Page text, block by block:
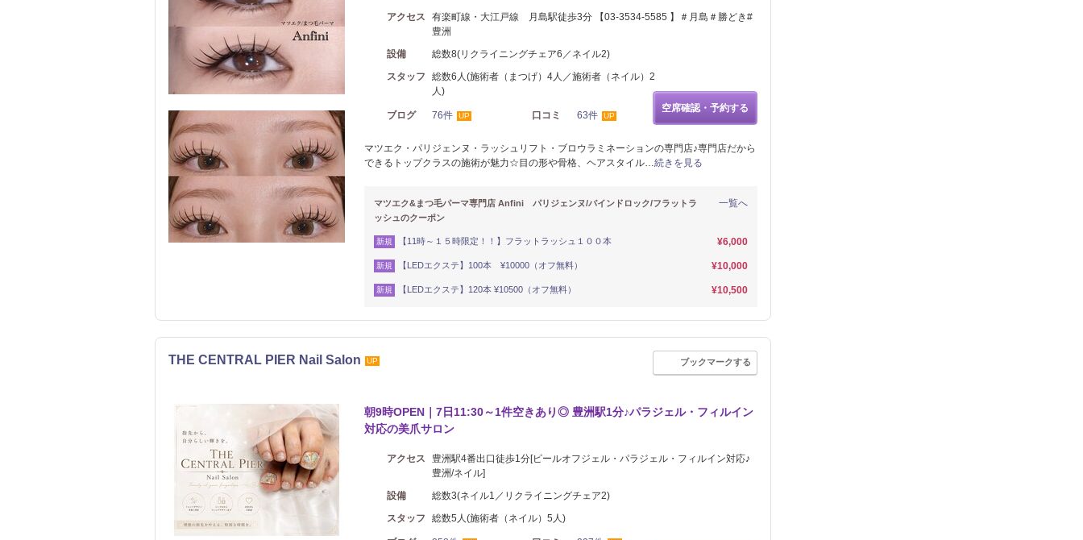
アクセス
有楽町線・大江戸線 月島駅徒歩3分 【03-3534-5585 】＃月島＃勝どき#
豊洲
設備
総数8(リクライニングチェア6／ネイル2)
スタッフ
総数6人(施術者（まつげ）4人／施術者（ネイル）2
人)
ブログ 76件 UP 口コミ 63件 UP
空席確認・予約する
マツエク・パリジェンヌ・ラッシュリフト・ブロウラミネーションの専門店♪専門店だから
できるトップクラスの施術が魅力☆目の形や骨格、ヘアスタイル…続きを見る
一覧へ
マツエク&まつ毛パーマ専門店 Anfini パリジェンヌ/バインドロック/フラットラ
ッシュのクーポン
新規 【11時～１５時限定！！】フラットラッシュ１００本 ¥6,000
新規 【LEDエクステ】100本 ¥10000（オフ無料） ¥10,000
新規 【LEDエクステ】120本 ¥10500（オフ無料） ¥10,500
THE CENTRAL PIER Nail Salon UP ブックマークする
朝9時OPEN｜7日11:30～1件空きあり◎ 豊洲駅1分♪パラジェル・フィルイン
対応の美爪サロン
アクセス
豊洲駅4番出口徒歩1分[ピールオフジェル・パラジェル・フィルイン対応♪
豊洲/ネイル]
設備
総数3(ネイル1／リクライニングチェア2)
スタッフ
総数5人(施術者（ネイル）5人)